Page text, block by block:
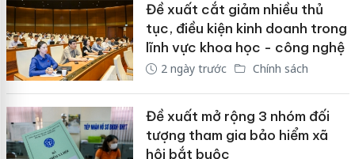
Đề xuất cắt giảm nhiều thủ
tục, điều kiện kinh doanh trong
lĩnh vực khoa học - công nghệ
2 ngày trước Chính sách
Đề xuất mở rộng 3 nhóm đối
tượng tham gia bảo hiểm xã
hội bắt buộc